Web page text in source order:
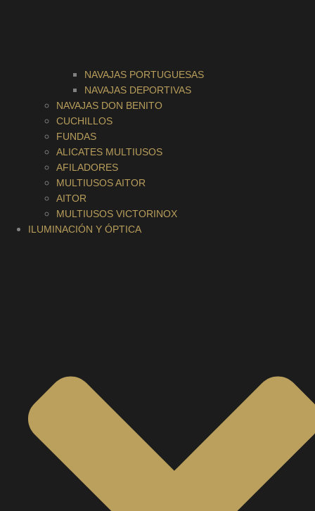
NAVAJAS PORTUGUESAS
NAVAJAS DEPORTIVAS
NAVAJAS DON BENITO
CUCHILLOS
FUNDAS
ALICATES MULTIUSOS
AFILADORES
MULTIUSOS AITOR
AITOR
MULTIUSOS VICTORINOX
ILUMINACIÓN Y ÓPTICA